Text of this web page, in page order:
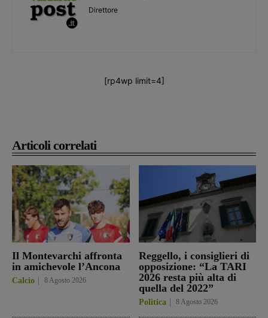
Articoli correlati
Il Montevarchi affronta
in amichevole l’Ancona
Calcio 8 Agosto 2026
Reggello, i consiglieri di
opposizione: “La TARI
2026 resta più alta di
quella del 2022”
Politica 8 Agosto 2026
Direttore
[rp4wp limit=4]